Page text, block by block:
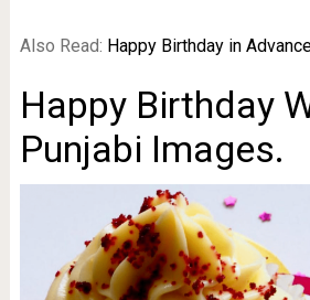
Also Read: Happy Birthday in
Happy Birthday
Punjabi Images.